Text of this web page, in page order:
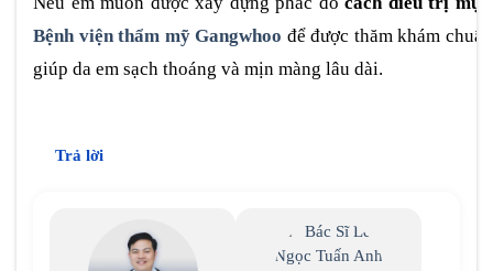
Bệnh viện thẩm mỹ Gangwhoo để được thăm khám
giúp da em sạch thoáng và mịn màng lâu dài.
Trả lời